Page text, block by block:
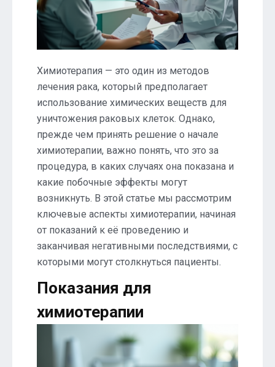
Химиотерапия — это один из методов
лечения рака, который предполагает
использование химических веществ для
уничтожения раковых клеток. Однако,
прежде чем принять решение о начале
химиотерапии, важно понять, что это за
процедура, в каких случаях она показана и
какие побочные эффекты могут
возникнуть. В этой статье мы рассмотрим
ключевые аспекты химиотерапии, начиная
от показаний к её проведению и
заканчивая негативными последствиями, с
которыми могут столкнуться пациенты.
Показания для
химиотерапии